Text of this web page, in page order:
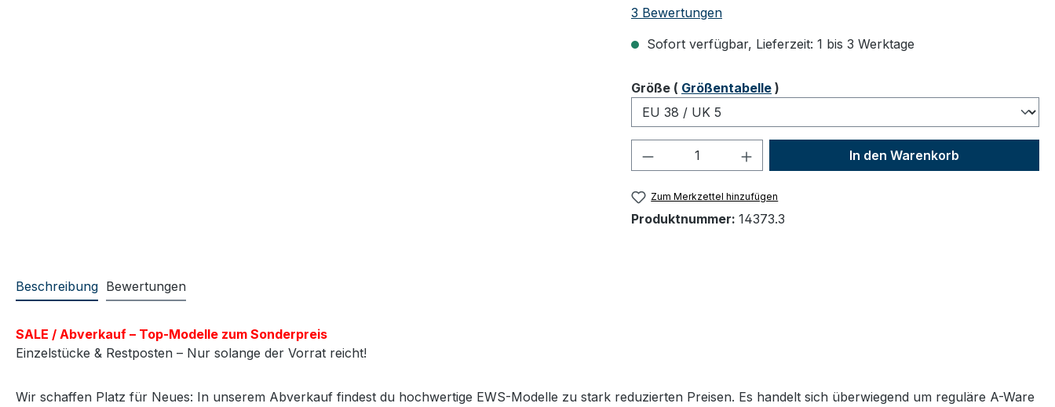
Durchschnittliche Bewertung von 5 von 5 Sternen
3 Bewertungen
Sofort verfügbar, Lieferzeit: 1 bis 3 Werktage
Größeauswählen
( Größentabelle )
Produkt Anzahl: Gib den gewünschten Wert
In den Warenkorb
Zum Merkzettel hinzufügen
Produktnummer: 14373.3
Beschreibung Bewertungen
SALE / Abverkauf – Top-Modelle zum Sonderpreis
Einzelstücke & Restposten – Nur solange der Vorrat reicht!
Wir schaffen Platz für Neues: In unserem Abverkauf findest du hochwertige EWS-Modelle zu stark reduzierten Preisen. Es handelt sich überwiegend um reguläre A-Ware